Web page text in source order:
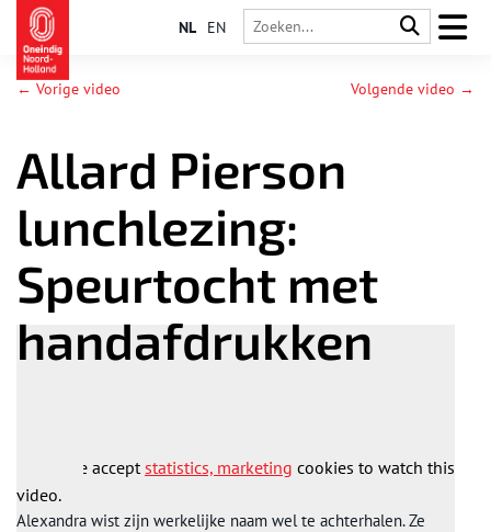
NL EN
← Vorige video Volgende video →
Allard Pierson
lunchlezing:
Speurtocht met
handafdrukken
Please acceptstatistics, marketing cookies to watch this
video.
Alexandra wist zijn werkelijke naam wel te achterhalen. Ze